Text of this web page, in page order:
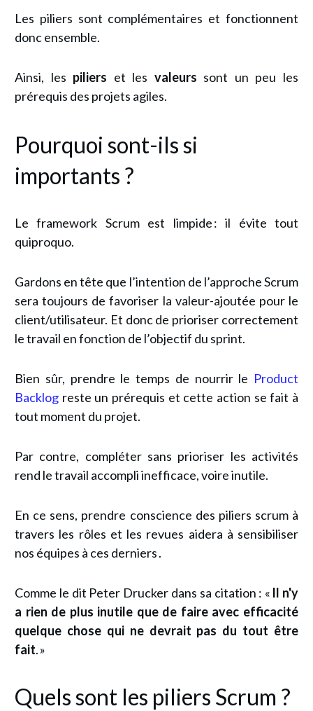
Les piliers sont complémentaires et fonctionnent
donc ensemble.
Ainsi, les piliers et les valeurs sont un peu les
prérequis des projets agiles.
Pourquoi sont-ils si
importants ?
Le framework Scrum est limpide : il évite tout
quiproquo.
Gardons en tête que l’intention de l’approche Scrum
sera toujours de favoriser la valeur-ajoutée pour le
client/utilisateur. Et donc de prioriser correctement
le travail en fonction de l’objectif du sprint.
Bien sûr, prendre le temps de nourrir le Product
Backlog reste un prérequis et cette action se fait à
tout moment du projet.
Par contre, compléter sans prioriser les activités
rend le travail accompli inefficace, voire inutile.
En ce sens, prendre conscience des piliers scrum à
travers les rôles et les revues aidera à sensibiliser
nos équipes à ces derniers .
Comme le dit Peter Drucker dans sa citation : « Il n'y
a rien de plus inutile que de faire avec efficacité
quelque chose qui ne devrait pas du tout être
fait. »
Quels sont les piliers Scrum ?